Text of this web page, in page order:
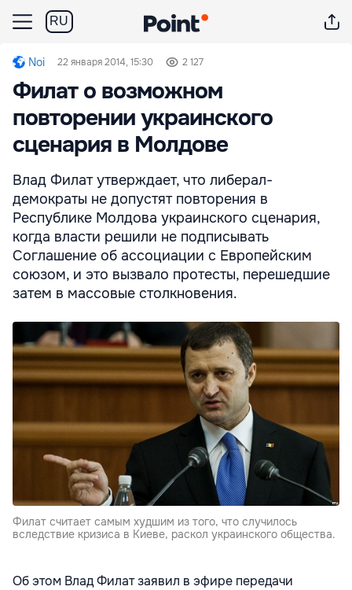
RU
Noi 22 января 2014, 15:30 2 127
Филат о возможном
повторении украинского
сценария в Молдове
Влад Филат утверждает, что либерал-
демократы не допустят повторения в
Республике Молдова украинского сценария,
когда власти решили не подписывать
Соглашение об ассоциации с Европейским
союзом, и это вызвало протесты, перешедшие
затем в массовые столкновения.
Филат считает самым худшим из того, что случилось
вследствие кризиса в Киеве, раскол украинского общества.
Об этом Влад Филат заявил в эфире передачи